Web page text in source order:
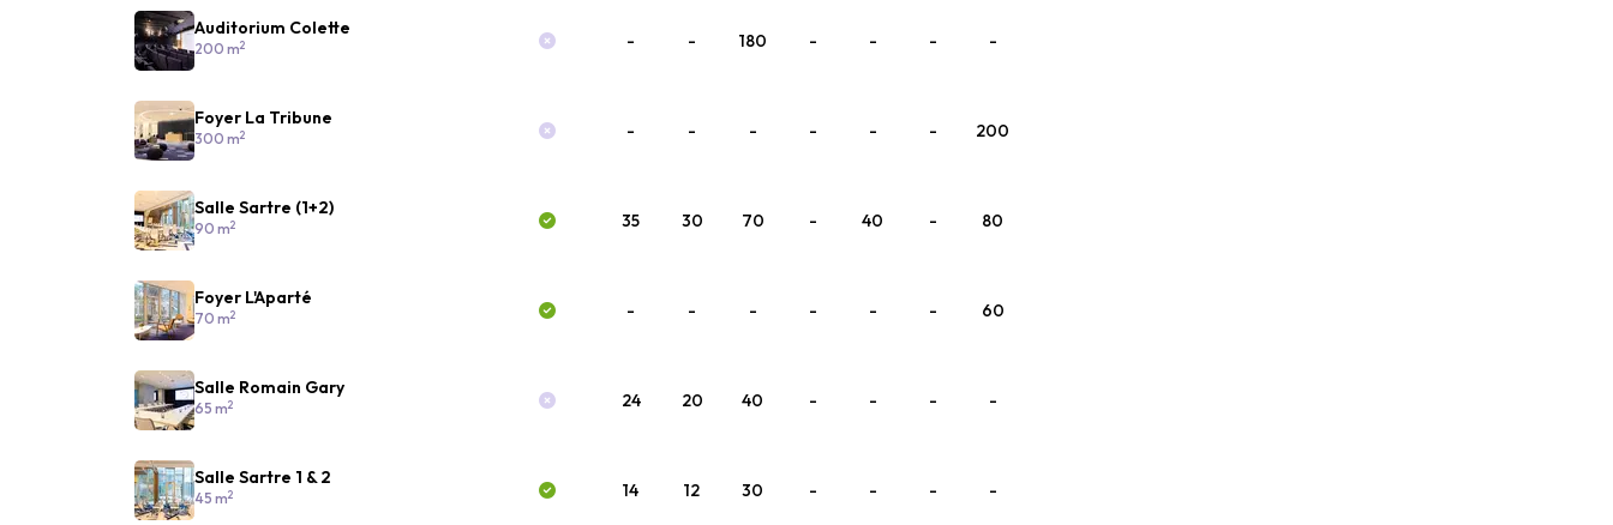
Auditorium Colette
200 m2 - - 180 - - - -
Foyer La Tribune
300 m2 - - - - - - 200
Salle Sartre (1+2)
90 m2 35 30 70 - 40 - 80
Foyer L'Aparté
70 m2 - - - - - - 60
Salle Romain Gary
65 m2 24 20 40 - - - -
Salle Sartre 1 & 2
45 m2 14 12 30 - - - -